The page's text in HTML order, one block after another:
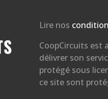
Lire nos
CoopCircuits est
délivrer son
protégé sous
ce site sont